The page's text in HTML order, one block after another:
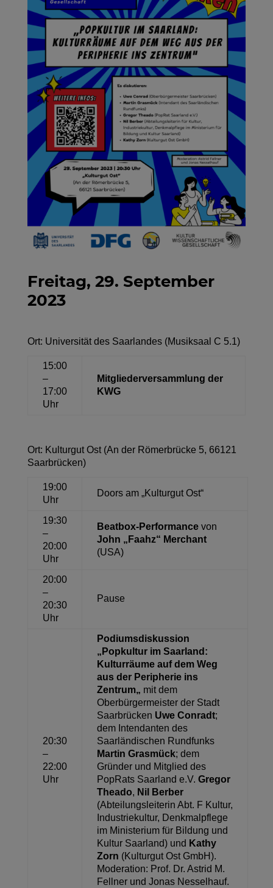
Freitag, 29. September
2023
Ort: Universität des Saarlandes (Musiksaal C 5.1)
15:00
–
17:00
Uhr
Mitgliederversammlung der
KWG
Ort: Kulturgut Ost (An derRömerbrücke 5, 66121
Saarbrücken)
19:00
Uhr
Doorsam „Kulturgut Ost“
19:30
–
20:00
Uhr
Beatbox-Performancevon
John „ Faahz“ Merchant
(USA)
20:00
–
20:30
Uhr
Pause
20:30
–
22:00
Uhr
Podiumsdiskussion
„ Popkultur im Saarland:
Kulturräume auf dem Weg
aus der Peripherie ins
Zentrum„ mit dem
Oberbürgermeister der Stadt
Saarbrücken Uwe Conradt;
dem Intendanten des
Saarländischen Rundfunks
Martin Grasmück; dem
Gründer und Mitglied des
PopRatsSaarland e.V. Gregor
Theado, Nil Berber
(Abteilungsleiterin Abt. F Kultur,
Industriekultur, Denkmalpflege
im Ministerium für Bildung und
Kultur Saarland) und Kathy
Zorn (Kulturgut Ost GmbH).
Moderation: Prof. Dr. Astrid M.
Fellner und Jonas Nesselhauf.